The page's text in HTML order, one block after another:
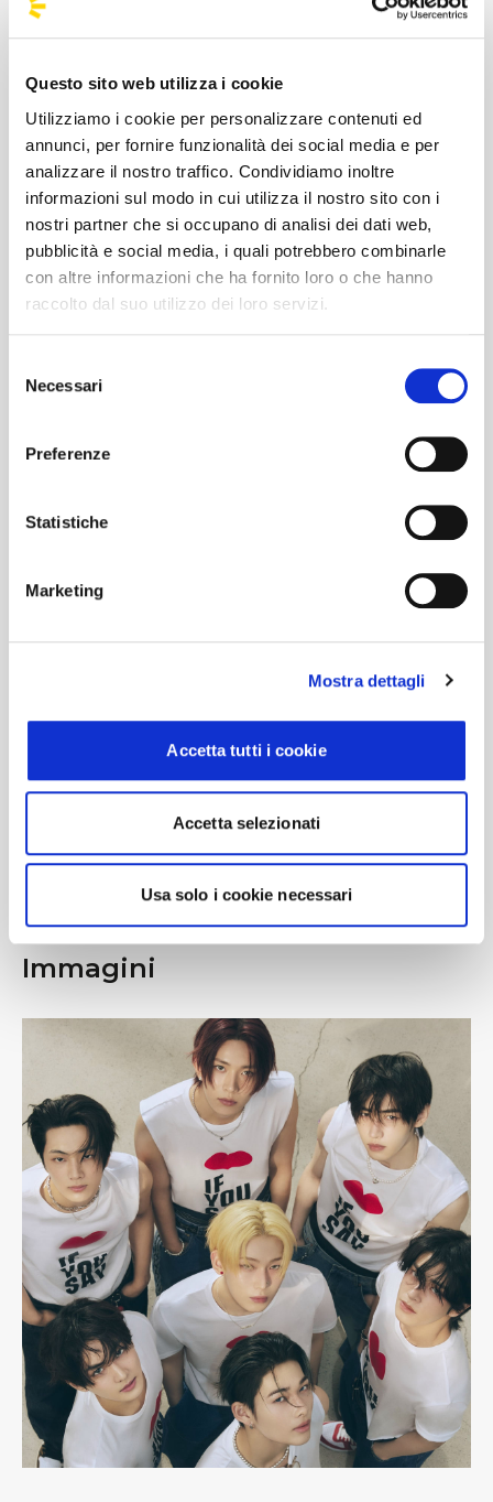
Questo sito web utilizza i cookie
Utilizziamo i cookie per personalizzare contenuti ed
annunci, per fornire funzionalità dei social media e per
analizzare il nostro traffico. Condividiamo inoltre
informazioni sul modo in cui utilizza il nostro sito con i
nostri partner che si occupano di analisi dei dati web,
pubblicità e social media, i quali potrebbero combinarle
con altre informazioni che ha fornito loro o che hanno
raccolto dal suo utilizzo dei loro servizi.
delNecessari
Preferenze
Statistiche
Marketing
Mostra dettagli
Accetta tutti i cookie
Accetta selezionati
Usa solo i cookie necessari
di pagare cifre astronomiche per un
Viaggio con altri ENGENE:
perfetta per conoscere persone che
condividono la tua stessa ossessione per
Heeseung, Jay, Jake, Sunghoon, Sunoo,
Jungwon o Ni-ki. Non viaggerai con
sconosciuti, ma con una nuova "family".
Ritorno dopo lo show senza il caos della
metro o del treno: Non dovrai uscire
"Future Perfect" meritano di essere viste
fino all'ultimo secondo!) per paura di
Non restare a terra: riserva il tuo posto a
bordo e preparati a una notte leggendaria
con gli altri ENGENE della zona!
Immagini